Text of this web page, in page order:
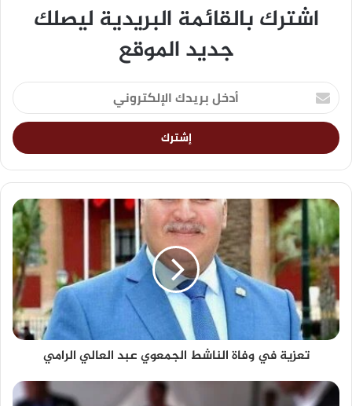
اشترك بالقائمة البريدية ليصلك
جديد الموقع
تعزية في وفاة الناشط الجمعوي عبد العالي الرامي